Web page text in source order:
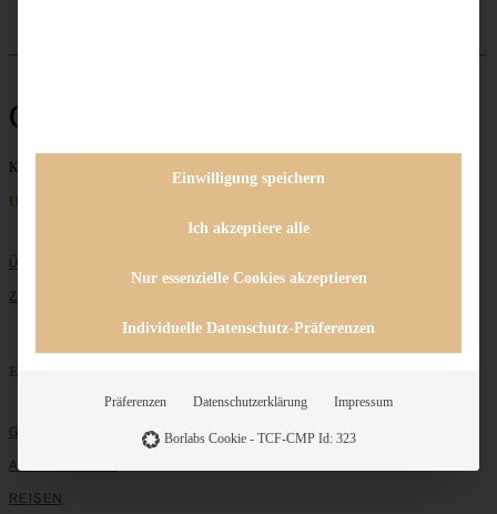
Greetsiel
Keine Beiträge gefunden
Unternehmen
ÜBER MICH
ZUSAMMENARBEIT
Entdecken
GRUNDLAGEN
ALLE REZEPTE
REISEN
Einwilligung speichern
Ich akzeptiere alle
Nur essenzielle Cookies akzeptieren
Individuelle Datenschutz-Präferenzen
Präferenzen Datenschutzerklärung Impressum
Borlabs Cookie - TCF-CMP Id: 323